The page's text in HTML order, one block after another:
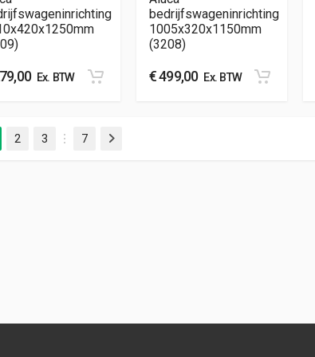
Ex. BTW
bedrijfswageninrichting
1005x320x1150mm
(3208)
€499,00Ex. BTW
2 3
…
7 Volgende